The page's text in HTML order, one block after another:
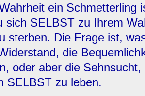
ein Schmetterling
sich SELBST zu Ihrem
sterben. Die Frage ist,
die
oder aber die
SELBST zu leben.